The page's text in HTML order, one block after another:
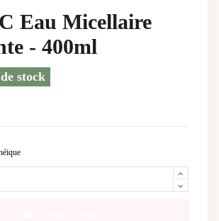
Eau Micellaire
- 400ml
stock